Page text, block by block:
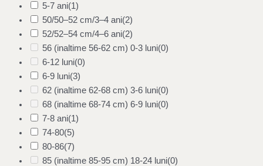
5-7 ani(1)
50/50–52 cm/3–4 ani(2)
52/52–54 cm/4–6 ani(2)
56 (inaltime 56-62 cm) 0-3 luni(0)
6-12 luni(0)
6-9 luni(3)
62 (inaltime 62-68 cm) 3-6 luni(0)
68 (inaltime 68-74 cm) 6-9 luni(0)
7-8 ani(1)
74-80(5)
80-86(7)
85 (inaltime 85-95 cm) 18-24 luni(0)